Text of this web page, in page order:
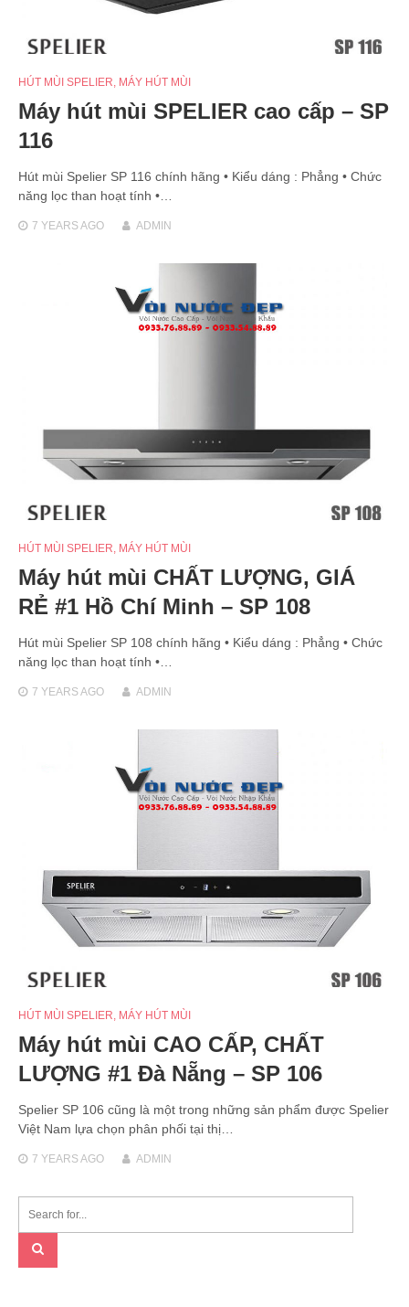
HÚT MÙI SPELIER MÁY HÚT MÙI
Máy hút mùi SPELIER cao cấp – SP
116
Hút mùi Spelier SP 116 chính hãng • Kiểu dáng : Phẳng • Chức
năng lọc than hoạt tính •…
7 YEARSAGO ADMIN
HÚT MÙI SPELIER, MÁY HÚT MÙI
Máy hút mùi CHẤT LƯỢNG, GIÁ
RẺ #1 Hồ Chí Minh – SP 108
Hút mùi Spelier SP 108 chính hãng • Kiểu dáng : Phẳng • Chức
năng lọc than hoạt tính •…
7 YEARSAGO ADMIN
HÚT MÙI SPELIER, MÁY HÚT MÙI
Máy hút mùi CAO CẤP, CHẤT
LƯỢNG #1 Đà Nẵng – SP 106
Spelier SP 106 cũng là một trong những sản phẩm được Spelier
Việt Nam lựa chọn phân phối tại thị…
7 YEARSAGO ADMIN